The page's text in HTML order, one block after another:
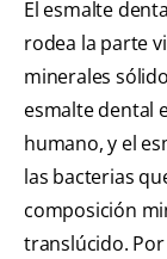
El esmalte
rodea la parte
minerales
esmalte dental
humano, y el
las bacterias
composición
translúcido.